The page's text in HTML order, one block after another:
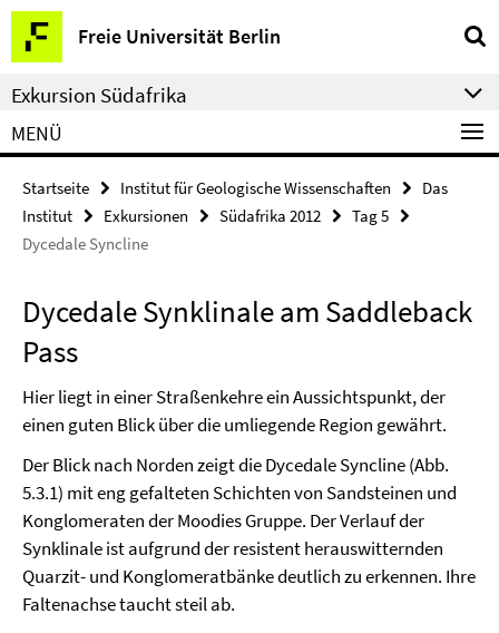
Springe
direkt
zu
Inhalt
Freie Universität Berlin
Service-
Navigation
Exkursion Südafrika
MENÜ
Startseite Institut für Geologische Wissenschaften
Das
Institut
Exkursionen Südafrika 2012
Tag 5
Dycedale Syncline
Dycedale Synklinale am Saddleback
Pass
Hier liegt in einer Straßenkehre ein Aussichtspunkt, der
einen guten Blick über die umliegende Region gewährt.
Der Blick nach Norden zeigt die Dycedale Syncline (Abb.
5.3.1) mit eng gefalteten Schichten von Sandsteinen und
Konglomeraten der Moodies Gruppe. Der Verlauf der
Synklinale ist aufgrund der resistent herauswitternden
Quarzit- und Konglomeratbänke deutlich zu erkennen. Ihre
Faltenachse taucht steil ab.